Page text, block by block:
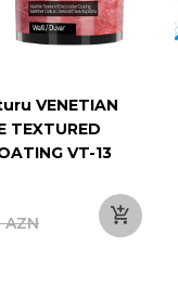
VENETIAN
TEXTURED
VT-13
AZN